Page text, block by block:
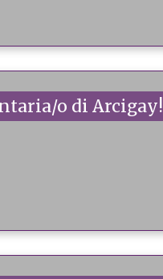
o di Arcigay!